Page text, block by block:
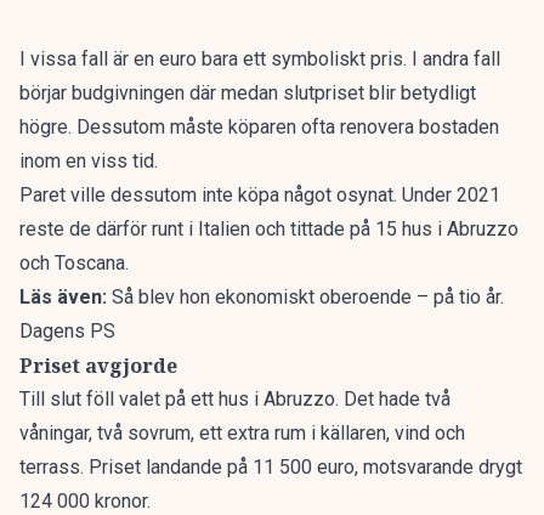
I vissa fall är en euro bara ett symboliskt pris. I andra fall
börjar budgivningen där medan slutpriset blir betydligt
högre. Dessutom måste köparen ofta renovera bostaden
inom en viss tid.
Paret ville dessutom inte köpa något osynat. Under 2021
reste de därför runt i Italien och tittade på 15 hus i Abruzzo
och Toscana.
Läs även: Så blev hon ekonomiskt oberoende – på tio år.
Dagens PS
Priset avgjorde
Till slut föll valet på ett hus i Abruzzo. Det hade två
våningar, två sovrum, ett extra rum i källaren, vind och
terrass. Priset landande på 11 500 euro, motsvarande drygt
124 000 kronor.